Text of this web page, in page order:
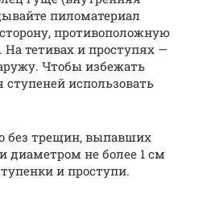
пиломатериал
противоположную
тетивах и проступях —
Чтобы избежать
использовать
без трещин, выпавших
диаметром не более 1 см
и проступи.